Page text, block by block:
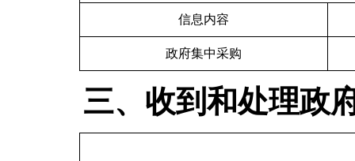
信息内容
政府集中采购
三、收到和处理政